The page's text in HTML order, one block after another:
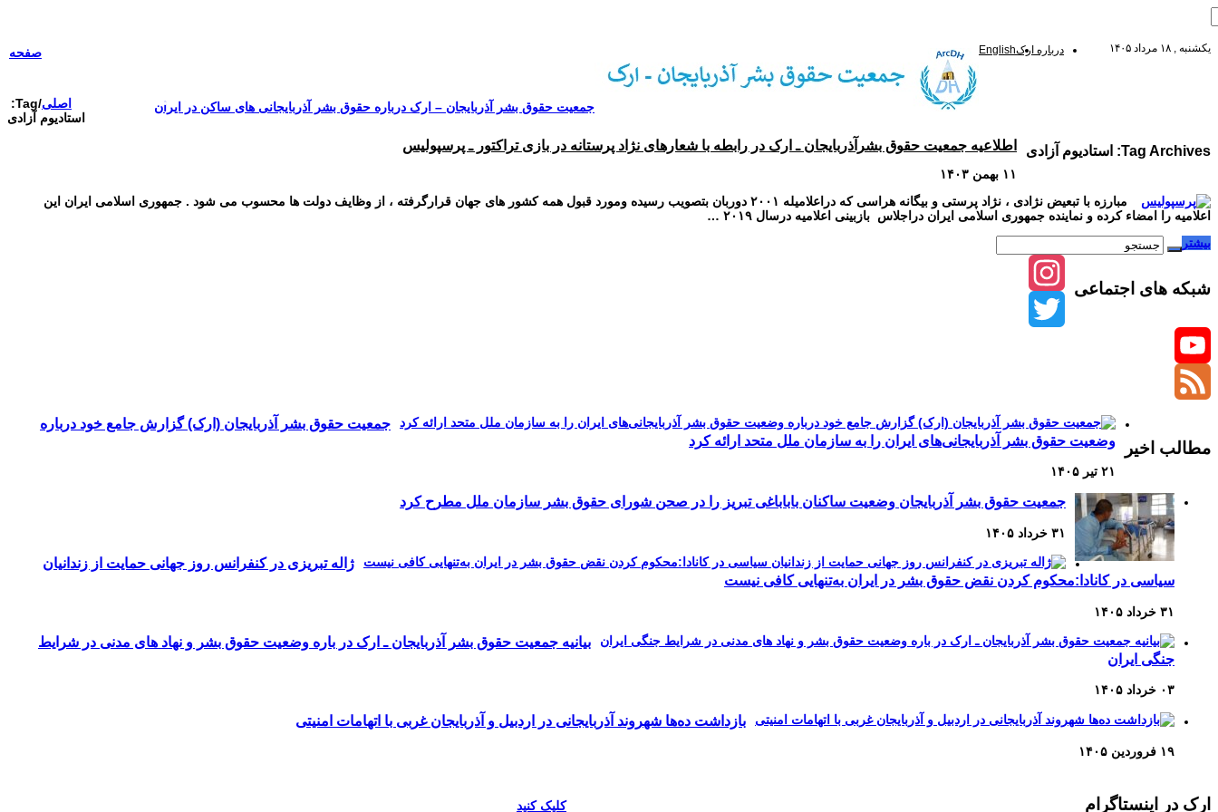
یکشنبه , ۱۸ مرداد ۱۴۰۵ درباره ارکEnglish
جمعیت حقوق بشر آذربایجان – ارک درباره حقوق بشر آذربایجانی های ساکن در ایران
صفحه
اصلی/
Tag:
استادیوم آزادی
Tag Archives: استادیوم آزادی اطلاعیه جمعیت حقوق بشرآذربایجان ـ ارک در رابطه با شعارهای نژاد پرستانه در بازی تراکتور ـ پرسپولیس
۱۱ بهمن ۱۴۰۳
مبارزه با تبعیض نژادی ، نژاد پرستی و بیگانه هراسی که دراعلامیله ۲۰۰۱ دوربان بتصویب رسیده ومورد قبول همه کشور های جهان قرارگرفته ، از وظایف دولت ها محسوب می شود . جمهوری اسلامی ایران این
اعلامیه را امضاء کرده و نماینده جمهوری اسلامی ایران دراجلاس بازبینی اعلامیه درسال ۲۰۱۹ …
بیشتر
شبکه های اجتماعی
Instagram
Twitter
YouTube
مطالب اخیر
جمعیت حقوق بشر آذربایجان (ارک) گزارش جامع خود درباره
وضعیت حقوق بشر آذربایجانی‌های ایران را به سازمان ملل متحد ارائه کرد
۲۱ تیر ۱۴۰۵
جمعیت حقوق بشر آذربایجان وضعیت ساکنان باباباغی تبریز را در صحن شورای حقوق بشر سازمان ملل مطرح کرد
۳۱ خرداد ۱۴۰۵
ژاله تبریزی در کنفرانس روز جهانی حمایت از زندانیان
سیاسی در کانادا:محکوم کردن نقض حقوق بشر در ایران به‌تنهایی کافی نیست
۳۱ خرداد ۱۴۰۵
بیانیه جمعیت حقوق بشر آذربایجان ـ ارک در باره وضعیت حقوق بشر و نهاد های مدنی در شرایط
جنگی ایران
۰۳ خرداد ۱۴۰۵
بازداشت ده‌ها شهروند آذربایجانی در اردبیل و آذربایجان غربی با اتهامات امنیتی
۱۹ فروردین ۱۴۰۵
ارک در اینستاگرام کلیک کنید